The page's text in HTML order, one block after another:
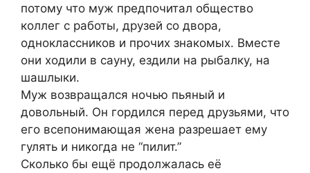
потому что муж предпочитал общество
коллег с работы, друзей со двора,
одноклассников и прочих знакомых. Вместе
они ходили в сауну, ездили на рыбалку, на
шашлыки.
Муж возвращался ночью пьяный и
довольный. Он гордился перед друзьями, что
его всепонимающая жена разрешает ему
гулять и никогда не “пилит.”
Сколько бы ещё продолжалась её